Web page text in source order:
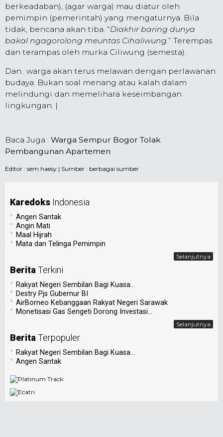
berkeadaban), (agar warga) mau diatur oleh
pemimpin (pemerintah) yang mengaturnya. Bila
tidak, bencana akan tiba. “Diakhir baring dunya
bakal ngagorolong meuntas Cihaliwung.” Terempas
dan terampas oleh murka Ciliwung (semesta).
Dan.. warga akan terus melawan dengan perlawanan
budaya. Bukan soal menang atau kalah dalam
melindungi dan memelihara keseimbangan
lingkungan. |
Baca Juga : Warga Sempur Bogor Tolak
Pembangunan Apartemen
Editor : sem haesy | Sumber : berbagai sumber
Karedoks Indonesia
• Angen Santak
• Angin Mati
• Maal Hijrah
• Mata dan Telinga Pemimpin
Selanjutnya
Berita Terkini
• Rakyat Negeri Sembilan Bagi Kuasa...
• Destry Pjs Gubernur BI
• AirBorneo Kebanggaan Rakyat Negeri Sarawak
• Monetisasi Gas Sengeti Dorong Investasi...
Selanjutnya
Berita Terpopuler
• Rakyat Negeri Sembilan Bagi Kuasa...
• Angen Santak